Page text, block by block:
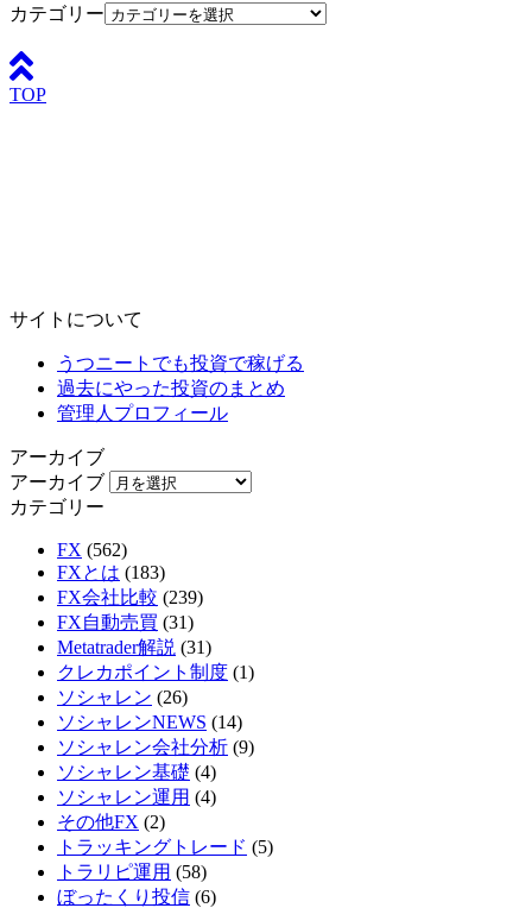
カテゴリー
TOP
サイトについて
うつニートでも投資で稼げる
過去にやった投資のまとめ
管理人プロフィール
アーカイブ
アーカイブ
カテゴリー
FX (562)
FXとは (183)
FX会社比較 (239)
FX自動売買 (31)
Metatrader解説 (31)
クレカポイント制度 (1)
ソシャレン (26)
ソシャレンNEWS (14)
ソシャレン会社分析 (9)
ソシャレン基礎 (4)
ソシャレン運用 (4)
その他FX (2)
トラッキングトレード (5)
トラリピ運用 (58)
ぼったくり投信 (6)